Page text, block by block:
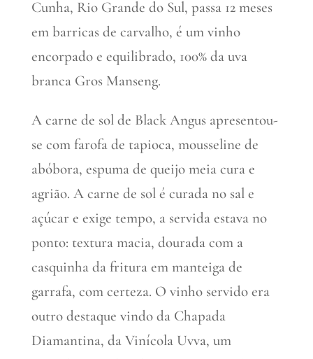
Cunha, Rio Grande do Sul, passa 12 meses
em barricas de carvalho, é um vinho
encorpado e equilibrado, 100% da uva
branca Gros Manseng.
A carne de sol de Black Angus apresentou-
se com farofa de tapioca, mousseline de
abóbora, espuma de queijo meia cura e
agrião. A carne de sol é curada no sal e
açúcar e exige tempo, a servida estava no
ponto: textura macia, dourada com a
casquinha da fritura em manteiga de
garrafa, com certeza. O vinho servido era
outro destaque vindo da Chapada
Diamantina, da Vinícola Uvva, um